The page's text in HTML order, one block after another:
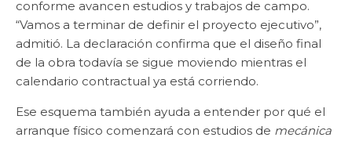
conforme avancen estudios y trabajos de campo.
“Vamos a terminar de definir el proyecto ejecutivo”,
admitió. La declaración confirma que el diseño final
de la obra todavía se sigue moviendo mientras el
calendario contractual ya está corriendo.
Ese esquema también ayuda a entender por qué el
arranque físico comenzará con estudios de mecánica